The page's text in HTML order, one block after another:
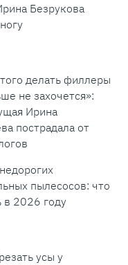
Безрукова
делать филлеры
не захочется»:
Ирина
пострадала от
пылесосов: что
в 2026 году
усы у